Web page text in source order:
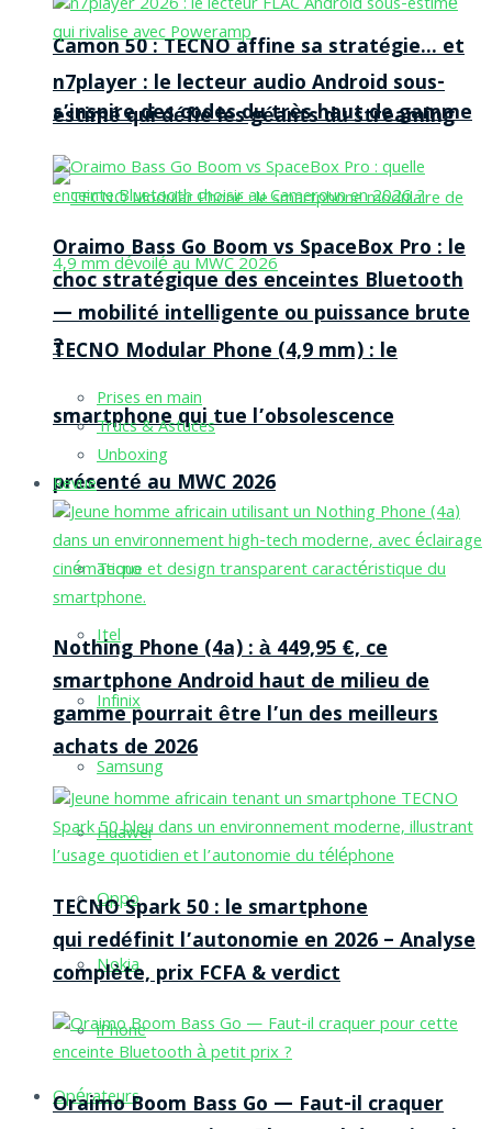
Camon 50 : TECNO affine sa stratégie… et
s’inspire des codes du très haut de gamme
TECNO Modular Phone (4,9 mm) : le
smartphone qui tue l’obsolescence
présenté au MWC 2026
Tecno
Itel
Infinix
Samsung
Huawei
Oppo
Nokia
iPhone
Opérateurs
n7player : le lecteur audio Android sous-
estimé qui défie les géants du streaming
Oraimo Bass Go Boom vs SpaceBox Pro : le
choc stratégique des enceintes Bluetooth
— mobilité intelligente ou puissance brute
?
Prises en main
Trucs & Astuces
Unboxing
Revue
Nothing Phone (4a) : à 449,95 €, ce
smartphone Android haut de milieu de
gamme pourrait être l’un des meilleurs
achats de 2026
TECNO Spark 50 : le smartphone
qui redéfinit l’autonomie en 2026 – Analyse
complète, prix FCFA & verdict
Oraimo Boom Bass Go — Faut-il craquer